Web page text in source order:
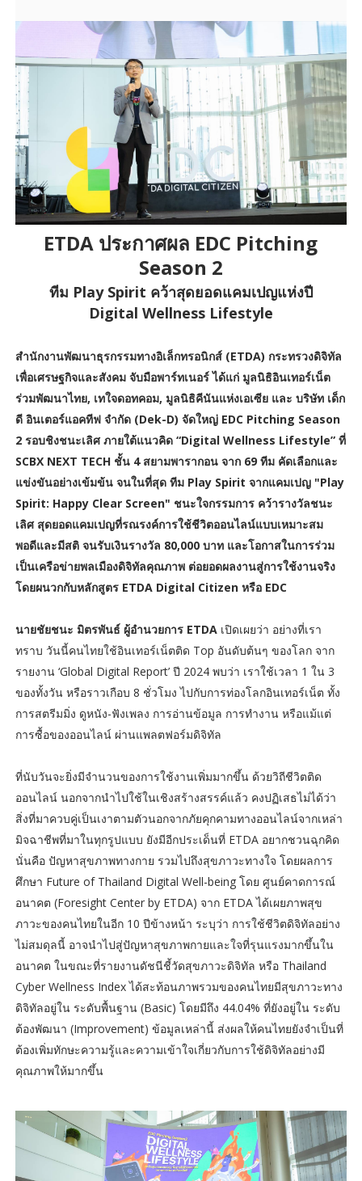
ETDA ประกาศผล EDC Pitching
Season 2
ทีม Play Spirit คว้าสุดยอดแคมเปญแห่งปี
Digital Wellness Lifestyle
สำนักงานพัฒนาธุรกรรมทางอิเล็กทรอนิกส์ (ETDA) กระทรวงดิจิทัล
เพื่อเศรษฐกิจและสังคม จับมือพาร์ทเนอร์ ได้แก่ มูลนิธิอินเทอร์เน็ต
ร่วมพัฒนาไทย, เทใจดอทคอม, มูลนิธิคีนันแห่งเอเซีย และ บริษัท เด็ก
ดี อินเตอร์แอคทีฟ จำกัด (Dek-D) จัดใหญ่ EDC Pitching Season
2 รอบชิงชนะเลิศ ภายใต้แนวคิด “Digital Wellness Lifestyle” ที่
SCBX NEXT TECH ชั้น 4 สยามพารากอน จาก 69 ทีม คัดเลือกและ
แข่งขันอย่างเข้มข้น จนในที่สุด ทีม Play Spirit จากแคมเปญ "Play
Spirit: Happy Clear Screen" ชนะใจกรรมการ คว้ารางวัลชนะ
เลิศ สุดยอดแคมเปญที่รณรงค์การใช้ชีวิตออนไลน์แบบเหมาะสม
พอดีและมีสติ จนรับเงินรางวัล 80,000 บาท และโอกาสในการร่วม
เป็นเครือข่ายพลเมืองดิจิทัลคุณภาพ ต่อยอดผลงานสู่การใช้งานจริง
โดยผนวกกับหลักสูตร ETDA Digital Citizen หรือ EDC
นายชัยชนะ มิตรพันธ์ ผู้อำนวยการ ETDA เปิดเผยว่า อย่างที่เรา
ทราบ วันนี้คนไทยใช้อินเทอร์เน็ตติด Top อันดับต้นๆ ของโลก จาก
รายงาน ‘Global Digital Report’ ปี 2024 พบว่า เราใช้เวลา 1 ใน 3
ของทั้งวัน หรือราวเกือบ 8 ชั่วโมง ไปกับการท่องโลกอินเทอร์เน็ต ทั้ง
การสตรีมมิ่ง ดูหนัง-ฟังเพลง การอ่านข้อมูล การทำงาน หรือแม้แต่
การซื้อของออนไลน์ ผ่านแพลตฟอร์มดิจิทัล
ที่นับวันจะยิ่งมีจำนวนของการใช้งานเพิ่มมากขึ้น ด้วยวิถีชีวิตติด
ออนไลน์ นอกจากนำไปใช้ในเชิงสร้างสรรค์แล้ว คงปฏิเสธไม่ได้ว่า
สิ่งที่มาควบคู่เป็นเงาตามตัวนอกจากภัยคุกคามทางออนไลน์จากเหล่า
มิจฉาชีพที่มาในทุกรูปแบบ ยังมีอีกประเด็นที่ ETDA อยากชวนฉุกคิด
นั่นคือ ปัญหาสุขภาพทางกาย รวมไปถึงสุขภาวะทางใจ โดยผลการ
ศึกษา Future of Thailand Digital Well-being โดย ศูนย์คาดการณ์
อนาคต (Foresight Center by ETDA) จาก ETDA ได้เผยภาพสุข
ภาวะของคนไทยในอีก 10 ปีข้างหน้า ระบุว่า การใช้ชีวิตดิจิทัลอย่าง
ไม่สมดุลนี้ อาจนำไปสู่ปัญหาสุขภาพกายและใจที่รุนแรงมากขึ้นใน
อนาคต ในขณะที่รายงานดัชนีชี้วัดสุขภาวะดิจิทัล หรือ Thailand
Cyber Wellness Index ได้สะท้อนภาพรวมของคนไทยมีสุขภาวะทาง
ดิจิทัลอยู่ใน ระดับพื้นฐาน (Basic) โดยมีถึง 44.04% ที่ยังอยู่ใน ระดับ
ต้องพัฒนา (Improvement) ข้อมูลเหล่านี้ ส่งผลให้คนไทยยังจำเป็นที่
ต้องเพิ่มทักษะความรู้และความเข้าใจเกี่ยวกับการใช้ดิจิทัลอย่างมี
คุณภาพให้มากขึ้น